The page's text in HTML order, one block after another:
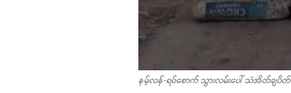
နမ့်လန်-ရပ်စောက် သွားလမ်းပေါ် သဲအိတ်ချပိတ်